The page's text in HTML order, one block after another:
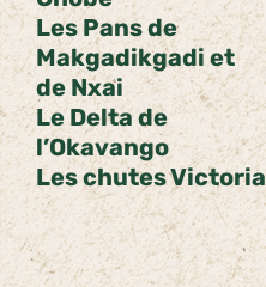
Les Pans de
Makgadikgadi et
de Nxai
Le Delta de
l’Okavango
Les chutes Victoria